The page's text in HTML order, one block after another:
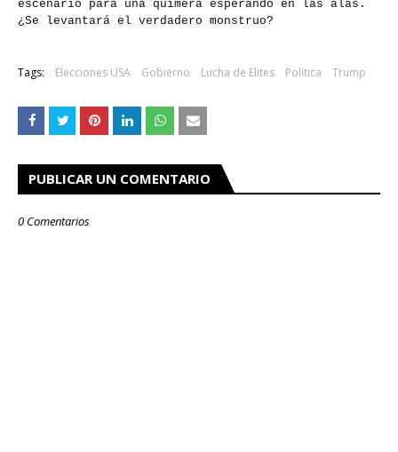
escenario para una quimera esperando en las alas.
¿Se levantará el verdadero monstruo?
Tags: Elecciones USA Gobierno Lucha de Elites Politica Trump
PUBLICAR UN COMENTARIO
0 Comentarios